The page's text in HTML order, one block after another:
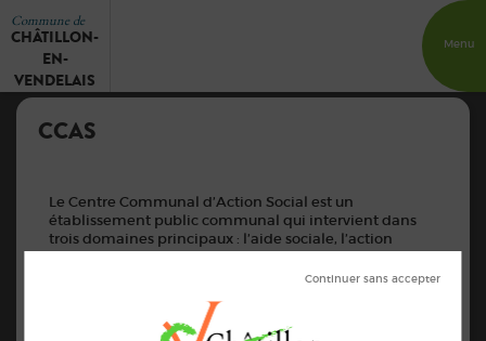
Commune de
CHÂTILLON-
EN-
VENDELAIS
Menu
CCAS
Le Centre Communal d’Action Social est un
établissement public communal qui intervient dans
trois domaines principaux : l’aide sociale, l’action
de Châtillon-en-Vendelais gère les
demandes d’aide sociale.